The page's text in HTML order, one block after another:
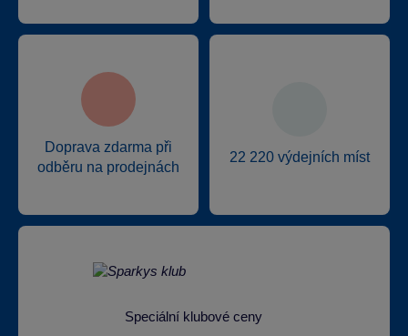
Doprava zdarma při
odběru na prodejnách
22 220 výdejních míst
Speciální klubové ceny